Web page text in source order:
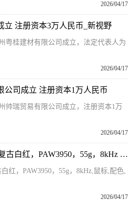
2026/04/17
立 注册资本3万人民币_新视野
粤桂建材有限公司成立，法定代表人为
2026/04/17
公司成立 注册资本1万人民币
帅瑞贸易有限公司成立，注册资本1万
2026/04/17
Keychron推出G4鼠标：复古白红，PAW3950，55g，8kHz 今日热讯
红，PAW3950，55g，8kHz,鼠标,配色,
2026/04/17